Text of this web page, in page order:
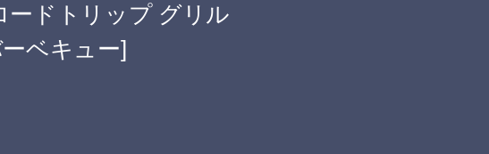
ードトリップ グリル
ベキュー]